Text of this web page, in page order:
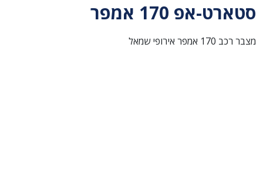
סטארט-אפ 170 אמפר
מצבר רכב 170 אמפר אירופי שמאל